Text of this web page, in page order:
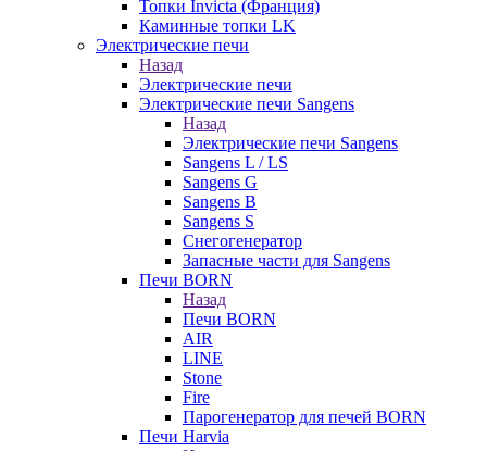
Топки Invicta (Франция)
Каминные топки LK
Электрические печи
Назад
Электрические печи
Электрические печи Sangens
Назад
Электрические печи Sangens
Sangens L / LS
Sangens G
Sangens B
Sangens S
Снегогенератор
Запасные части для Sangens
Печи BORN
Назад
Печи BORN
AIR
LINE
Stone
Fire
Парогенератор для печей BORN
Печи Harvia